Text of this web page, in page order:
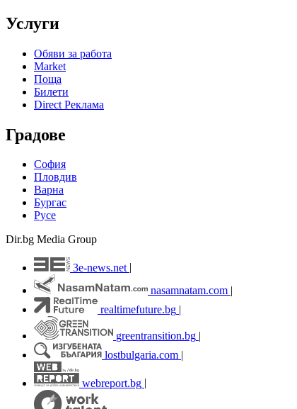
Услуги
Обяви за работа
Market
Поща
Билети
Direct Реклама
Градове
София
Пловдив
Варна
Бургас
Русе
Dir.bg Media Group
3e-news.net
nasamnatam.com |
realtimefuture.bg |
greentransition.bg |
lostbulgaria.com |
webreport.bg